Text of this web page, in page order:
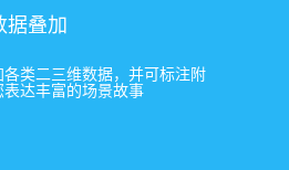
据叠加
类二三维数据，并可标注附
表达丰富的场景故事